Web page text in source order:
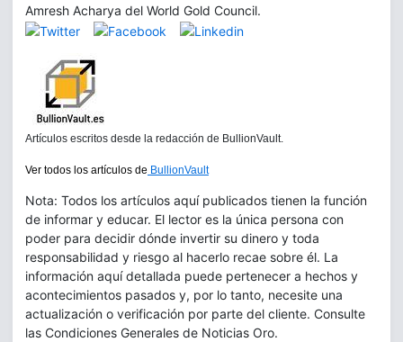
Amresh Acharya del World Gold Council.
Artículos escritos desde la redacción de BullionVault.
Ver todos los artículos de BullionVault
Nota: Todos los artículos aquí publicados tienen la función
de informar y educar. El lector es la única persona con
poder para decidir dónde invertir su dinero y toda
responsabilidad y riesgo al hacerlo recae sobre él. La
información aquí detallada puede pertenecer a hechos y
acontecimientos pasados y, por lo tanto, necesite una
actualización o verificación por parte del cliente. Consulte
las Condiciones Generales de Noticias Oro.